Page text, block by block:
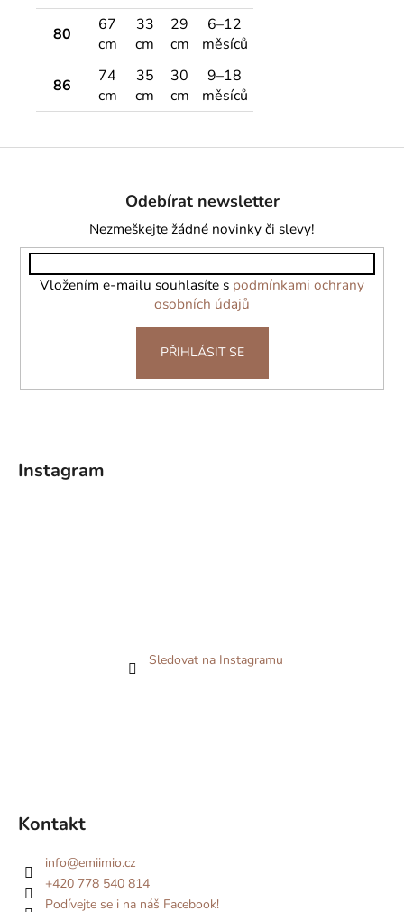
80
67
cm
33
cm
29
cm
6–12
měsíců
86
74
cm
35
cm
30
cm
9–18
měsíců
Odebírat newsletter
Nezmeškejte žádné novinky či slevy!
Vložením e-mailu souhlasíte s podmínkami ochrany
osobních údajů
PŘIHLÁSIT SE
Instagram
Sledovat na Instagramu
Kontakt
info@emiimio.cz
+420 778 540 814
Podívejte se i na náš Facebook!